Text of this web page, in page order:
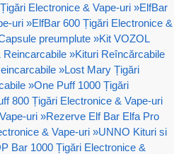
Electronice & Vape-uri »ElfBar
uri »ElfBar 600 Țigări Electronice &
preumplute »Kit VOZOL
Reincarcabile »Kituri Reîncărcabile
»Lost Mary Țigări
»One Puff 1000 Țigări
800 Țigări Electronice & Vape-uri
uri »Rezerve Elf Bar Elfa Pro
& Vape-uri »UNNO Kituri si
Bar 1000 Țigări Electronice &